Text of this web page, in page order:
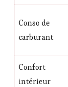
Conso de
carburant
Confort
intérieur